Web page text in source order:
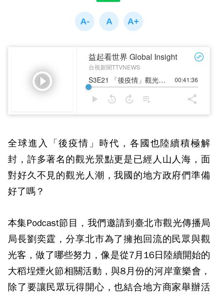
全球進入「後疫情」時代，各國也陸續積極解
封，許多著名的觀光景點更是已經人山人海，面
對好久不見的觀光人潮，我國的地方政府們準備
好了嗎？
本集Podcast節目，我們邀請到臺北市觀光傳播局
局長劉奕霆，分享北市為了擁抱回流的民眾與觀
光客，做了哪些努力，像是從7月16日陸續開始的
大稻埕煙火節相關活動，與8月份的河岸童樂會，
除了要讓民眾玩得開心，也結合地方商家舉辦活